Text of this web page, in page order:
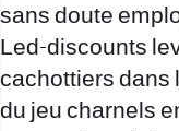
sans doute
Led-discounts
cachottiers dans
du jeu charnels